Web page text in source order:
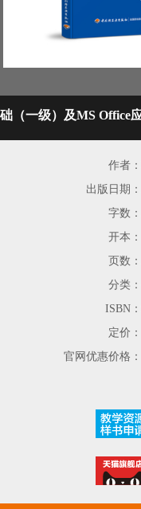
（一级）及MS Office
作者：
出版日期：
字数：
开本：
页数：
分类：
ISBN：
定价：
官网优惠价格：